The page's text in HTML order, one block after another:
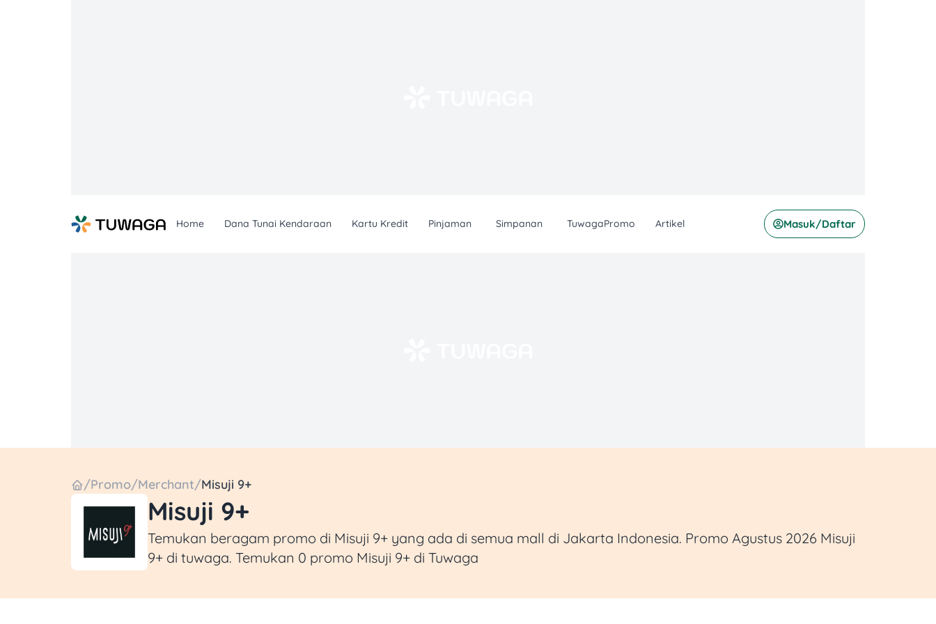
Home Dana Tunai Kendaraan Kartu Kredit Pinjaman Simpanan TuwagaPromo Artikel Masuk/Daftar
/Promo/Merchant/Misuji 9+
Misuji 9+
Temukan beragam promo di Misuji 9+ yang ada di semua mall di Jakarta Indonesia. Promo Agustus 2026 Misuji
9+ di tuwaga. Temukan 0 promo Misuji 9+ di Tuwaga